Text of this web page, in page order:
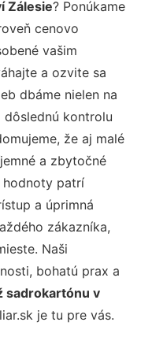
Zálesie? Ponúkame
cenovo
vašim
a ozvite sa
dbáme nielen na
kontrolu
že aj malé
a zbytočné
hodnoty patrí
a úprimná
zákazníka,
Naši
bohatú prax a
sadrokartónu v
je tu pre vás.